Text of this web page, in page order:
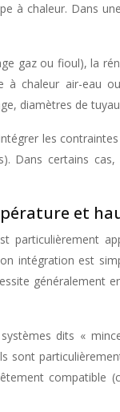
à chaleur. Dans
gaz ou fioul), la
à chaleur air-eau
diamètres de
les
Dans certains
et
particulièrement
intégration est
dits «
sont